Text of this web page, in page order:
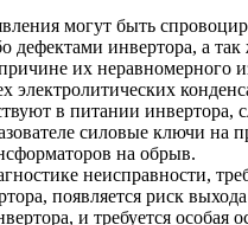
могут быть
дефектами инвертора, а так
их неравномерного
электролитических
в питании инвертора,
силовые ключи на
на обрыв.
неисправности,
появляется риск
и требуется особая